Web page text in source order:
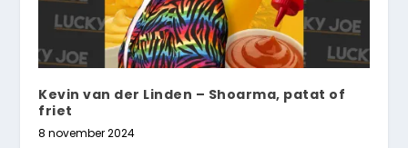
Kevin van der Linden – Shoarma, patat of
friet
8 november 2024